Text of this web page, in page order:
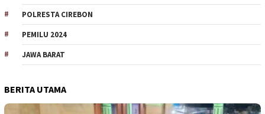
POLRESTA CIREBON
PEMILU 2024
JAWA BARAT
BERITA UTAMA